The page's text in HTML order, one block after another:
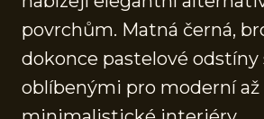
povrchům. Matná černá,
dokonce pastelové odstíny
oblíbenými pro moderní až